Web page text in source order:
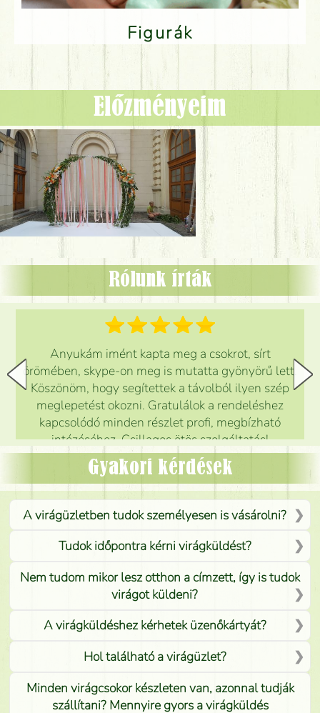
Figurák
Előzményeim
Rólunk írták
Anyukám imént kapta meg a csokrot, sírt
örömében, skype-on meg is mutatta gyönyörű lett.
Köszönöm, hogy segítettek a távolból ilyen szép
meglepetést okozni. Gratulálok a rendeléshez
kapcsolódó minden részlet profi, megbízható
intézéséhez. Csillagos ötös szolgáltatás!
Mónika
Gyakori kérdések
A virágüzletben tudok személyesen is vásárolni?
Tudok időpontra kérni virágküldést?
Nem tudom mikor lesz otthon a címzett, így is tudok
virágot küldeni?
A virágküldéshez kérhetek üzenőkártyát?
Hol található a virágüzlet?
Minden virágcsokor készleten van, azonnal tudják
szállítani? Mennyire gyors a virágküldés